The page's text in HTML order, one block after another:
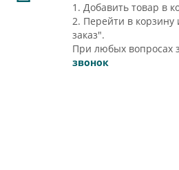
1. Добавить товар в
2. Перейти в
заказ".
При любых вопросах
звонок